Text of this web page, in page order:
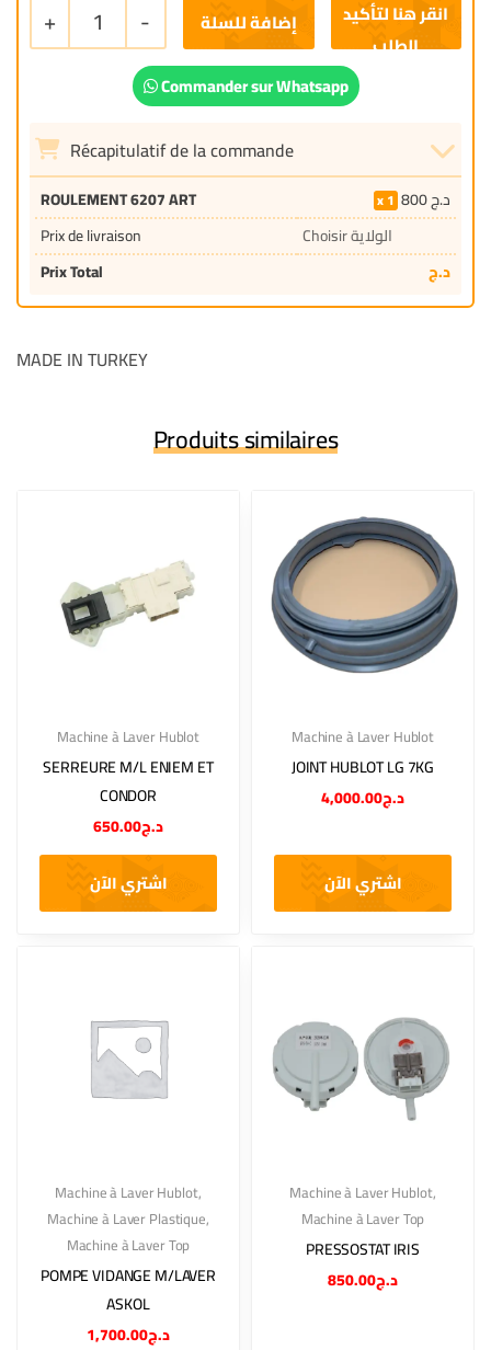
+ 1 - إضافة للسلة
Commander sur Whatsapp
Récapitulatif de la commande
ROULEMENT 6207 ART 1 800د.ج
Prix de livraison
Choisir الولاية
Prix Total
د.ج
MADE IN TURKEY
Produits similaires
Machine à Laver Hublot
SERREURE M/L ENIEM ET
CONDOR
د.ج650.00
اشتري الآن
Machine à Laver Hublot
JOINT HUBLOT LG 7KG
د.ج4,000.00
اشتري الآن
Machine à Laver Hublot,
Machine à Laver Plastique,
Machine à Laver Top
POMPE VIDANGE M/LAVER
ASKOL
د.ج1,700.00
Machine à Laver Hublot,
Machine à Laver Top
PRESSOSTAT IRIS
د.ج850.00